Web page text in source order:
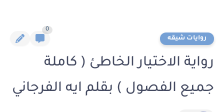
روايات شيقه
0
رواية الاختيار الخاطئ ( كاملة
جميع الفصول ) بقلم ايه الفرجاني